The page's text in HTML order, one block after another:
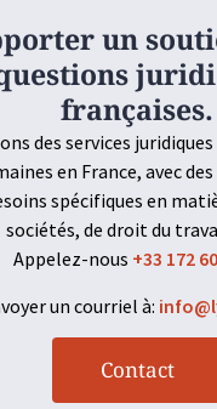
un
françaises.
des services
en France, avec
spécifiques en
sociétés, de droit du
Appelez-nous +33 172
un courriel à:
Contact